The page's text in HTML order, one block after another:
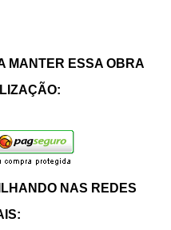
MANTER ESSA OBRA
NAS REDES